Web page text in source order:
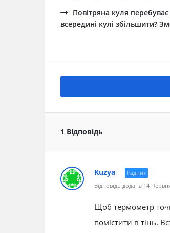
Повітряна куля
всередині кулі збільшити?
1 Відповідь
Kuzya
Радник
Відповідь додана 14
Щоб термометр
помістити в тінь.